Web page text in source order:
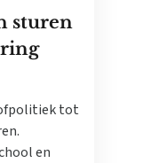
sturen
tot
en